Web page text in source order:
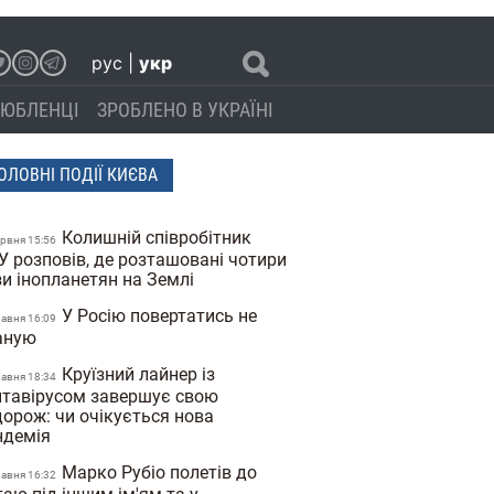
рус укр
ЗРОБЛЕНО В УКРАЇНІ
ПОДІЇ КИЄВА
15:56
Колишній співробітник
розповів, де розташовані чотири
інопланетян на Землі
16:09 У Росію повертатись не
18:34 Круїзний лайнер із
завершує свою
чи очікується нова
16:32
Марко Рубіо полетів до